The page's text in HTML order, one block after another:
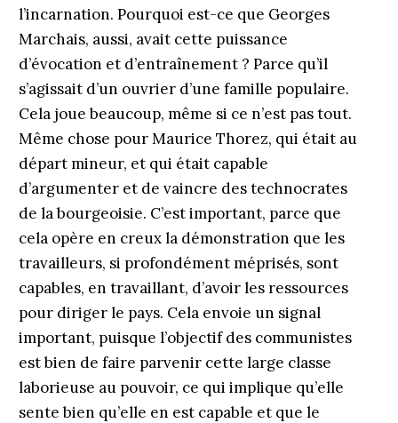
l’incarnation. Pourquoi est-ce que Georges
Marchais, aussi, avait cette puissance
d’évocation et d’entraînement ? Parce qu’il
s’agissait d’un ouvrier d’une famille populaire.
Cela joue beaucoup, même si ce n’est pas tout.
Même chose pour Maurice Thorez, qui était au
départ mineur, et qui était capable
d’argumenter et de vaincre des technocrates
de la bourgeoisie. C’est important, parce que
cela opère en creux la démonstration que les
travailleurs, si profondément méprisés, sont
capables, en travaillant, d’avoir les ressources
pour diriger le pays. Cela envoie un signal
important, puisque l’objectif des communistes
est bien de faire parvenir cette large classe
laborieuse au pouvoir, ce qui implique qu’elle
sente bien qu’elle en est capable et que le